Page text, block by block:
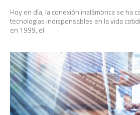
Hoy en día, la conexión inalámbrica se ha
tecnologías indispensables en la vida
en 1999, el